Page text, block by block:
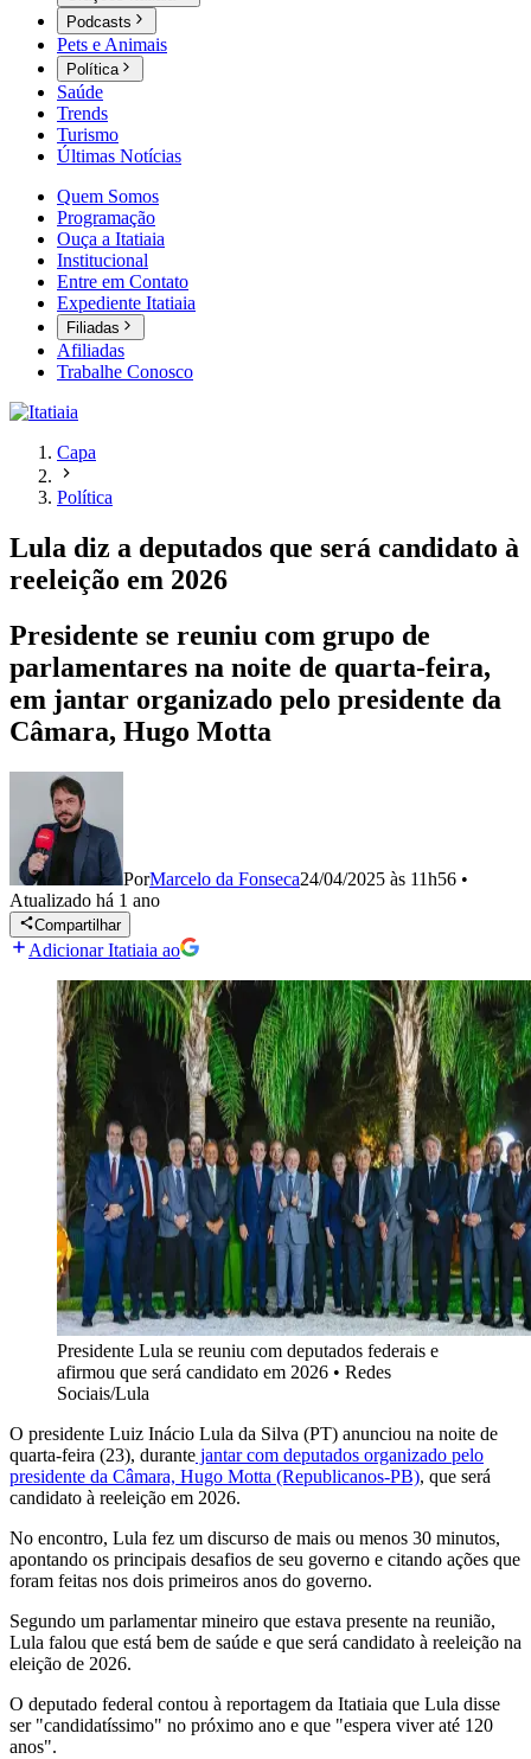
Podcasts
Pets e Animais
Política
Saúde
Trends
Turismo
Últimas Notícias
Quem Somos
Programação
Ouça a Itatiaia
Institucional
Entre em Contato
Expediente Itatiaia
Filiadas
Afiliadas
Trabalhe Conosco
Capa
Política
Lula diz a deputados que será candidato à
reeleição em 2026
Presidente se reuniu com grupo de
parlamentares na noite de quarta-feira,
em jantar organizado pelo presidente da
Câmara, Hugo Motta
PorMarcelo da Fonseca24/04/2025 às 11h56 •
Atualizado há 1 ano
Compartilhar
Adicionar Itatiaia ao
Presidente Lula se reuniu com deputados federais e
afirmou que será candidato em 2026 • Redes
Sociais/Lula
O presidente Luiz Inácio Lula da Silva (PT) anunciou na noite de
quarta-feira (23), durante jantar com deputados organizado pelo
presidente da Câmara, Hugo Motta (Republicanos-PB), que será
candidato à reeleição em 2026.
No encontro, Lula fez um discurso de mais ou menos 30 minutos,
apontando os principais desafios de seu governo e citando ações que
foram feitas nos dois primeiros anos do governo.
Segundo um parlamentar mineiro que estava presente na reunião,
Lula falou que está bem de saúde e que será candidato à reeleição na
eleição de 2026.
O deputado federal contou à reportagem da Itatiaia que Lula disse
ser "candidatíssimo" no próximo ano e que "espera viver até 120
anos".